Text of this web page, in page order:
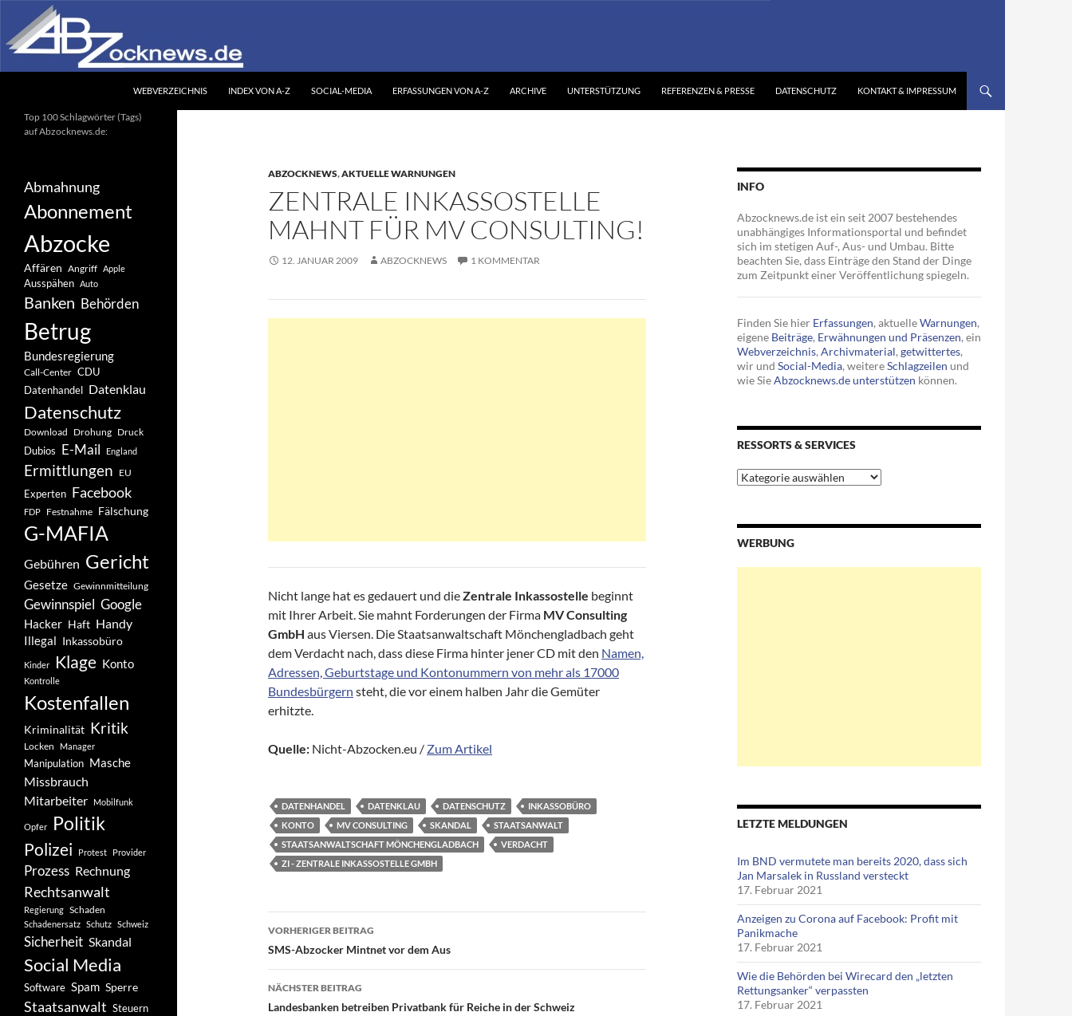
Inhalt
springen
WEBVERZEICHNIS INDEX VON A-Z SOCIAL-MEDIA ERFASSUNGEN VON A-Z ARCHIVE UNTERSTÜTZUNG REFERENZEN & PRESSE DATENSCHUTZ KONTAKT & IMPRESSUM
ABZOCKNEWS,AKTUELLE WARNUNGEN
ZENTRALE INKASSOSTELLE
MAHNT FÜR MV CONSULTING!
12. JANUAR 2009 ABZOCKNEWS 1 KOMMENTAR
Nicht lange hat es gedauert und dieZentrale Inkassostelle beginnt
mit Ihrer Arbeit. Sie mahnt Forderungen der Firma MV Consulting
GmbH aus Viersen. Die Staatsanwaltschaft Mönchengladbach geht
dem Verdacht nach, dass diese Firma hinter jener CD mit den Namen,
Adressen, Geburtstage und Kontonummern von mehr als 17000
Bundesbürgern steht, die vor einem halben Jahr die Gemüter
erhitzte.
Quelle: Nicht-Abzocken.eu / Zum Artikel
DATENHANDEL DATENKLAU DATENSCHUTZ
INKASSOBÜRO
KONTO
MV CONSULTING SKANDAL
STAATSANWALT
STAATSANWALTSCHAFT MÖNCHENGLADBACH
VERDACHT
ZI - ZENTRALE INKASSOSTELLE GMBH
Beitragsnavigation
VORHERIGER BEITRAG
SMS-Abzocker Mintnet vor dem Aus
NÄCHSTER BEITRAG
Landesbanken betreiben Privatbank für Reiche in der Schweiz
INFO
Abzocknews.de ist ein seit 2007 bestehendes
unabhängiges Informationsportal und befindet
sich im stetigen Auf-, Aus- und Umbau. Bitte
beachten Sie, dass Einträge den Stand der Dinge
zum Zeitpunkt einer Veröffentlichung spiegeln.
Finden Sie hier Erfassungen, aktuelleWarnungen,
eigene Beiträge, Erwähnungen und Präsenzen, ein
Webverzeichnis, Archivmaterial, getwittertes,
wir und Social-Media, weitereSchlagzeilen und
wie SieAbzocknews.de unterstützen können.
RESSORTS & SERVICES
Ressorts
&
WERBUNG
LETZTE MELDUNGEN
Im BND vermutete man bereits 2020, dass sich
Jan Marsalek in Russland versteckt
17. Februar 2021
Anzeigen zu Corona auf Facebook: Profit mit
Panikmache
17. Februar 2021
Wie die Behörden bei Wirecard den „letzten
Rettungsanker“ verpassten
17. Februar 2021
Ihr unabhängiges
Informationsportal
Top 100 Schlagwörter (Tags)
auf Abzocknews.de:
Abmahnung
Abonnement
Abzocke
Affären Angriff Apple
Ausspähen Auto
Banken Behörden
Betrug
Bundesregierung
Call-Center CDU
Datenhandel Datenklau
Datenschutz
Download Drohung Druck
Dubios E-Mail England
Ermittlungen EU
Experten Facebook
FDP Festnahme Fälschung
G-MAFIA
Gebühren Gericht
Gesetze Gewinnmitteilung
Gewinnspiel Google
Hacker Haft Handy
Illegal Inkassobüro
Kinder Klage Konto
Kontrolle
Kostenfallen
Kriminalität Kritik
Locken Manager
Manipulation Masche
Missbrauch
Mitarbeiter
Mobilfunk
Opfer Politik
Polizei Protest Provider
Prozess Rechnung
Rechtsanwalt
Regierung Schaden
Schadenersatz Schutz Schweiz
Sicherheit Skandal
Social Media
Software Spam Sperre
Staatsanwalt Steuern